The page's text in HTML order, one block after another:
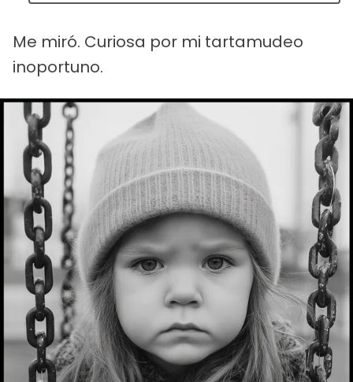
Me miró. Curiosa por mi tartamudeo
inoportuno.